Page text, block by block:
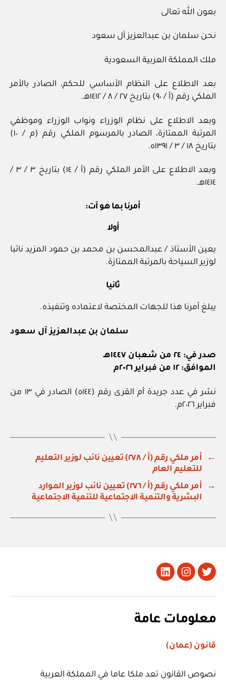
بعون الله تعالى
نحن سلمان بن عبدالعزيز آل سعود
ملك المملكة العربية السعودية
بعد الاطلاع على النظام الأساسي للحكم، الصادر بالأمر
الملكي رقم (أ / ٩٠) بتاريخ ٢٧ / ٨ / ١٤١٢هـ.
وبعد الاطلاع على نظام الوزراء ونواب الوزراء وموظفي
المرتبة الممتازة، الصادر بالمرسوم الملكي رقم (م / ١٠)
بتاريخ ١٨ / ٣ / ١٣٩١ه.
وبعد الاطلاع على الأمر الملكي رقم (أ / ١٤) بتاريخ ٣ / ٣ /
١٤١٤هـ.
أمرنا بما هو آت:
أولا
يعين الأستاذ / عبدالمحسن بن محمد بن حمود المزيد نائبا
لوزير السياحة بالمرتبة الممتازة.
ثانيا
يبلغ أمرنا هذا للجهات المختصة لاعتماده وتنفيذه.
سلمان بن عبدالعزيز آل سعود
صدر في: ٢٤ من شعبان ١٤٤٧هـ
الموافق: ١٢ من فبراير ٢٠٢٦م
نشر في عدد جريدة أم القرى رقم (٥١٤٤) الصادر في ١٣ من
فبراير ٢٠٢٦م.
←
أمر ملكي رقم (أ / ٢٧٨) تعيين نائب لوزير التعليم
للتعليم العام
→
أمر ملكي رقم (أ / ٢٧٦) تعيين نائب لوزير الموارد
البشرية والتنمية الاجتماعية للتنمية الاجتماعية
تويتر Instagram
LinkedIn
معلومات عامة
قانون (عمان)
نصوص القانون تعد ملكا عاما في المملكة العربية